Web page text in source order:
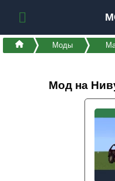
Моды
Мод на